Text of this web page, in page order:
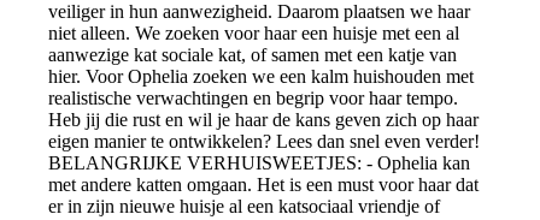
veiliger in hun aanwezigheid. Daarom plaatsen we haar
niet alleen. We zoeken voor haar een huisje met een al
aanwezige kat sociale kat, of samen met een katje van
hier. Voor Ophelia zoeken we een kalm huishouden met
realistische verwachtingen en begrip voor haar tempo.
Heb jij die rust en wil je haar de kans geven zich op haar
eigen manier te ontwikkelen? Lees dan snel even verder!
BELANGRIJKE VERHUISWEETJES: - Ophelia kan
met andere katten omgaan. Het is een must voor haar dat
er in zijn nieuwe huisje al een katsociaal vriendje of